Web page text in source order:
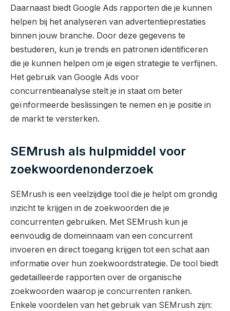
Daarnaast biedt Google Ads rapporten die je kunnen
helpen bij het analyseren van advertentieprestaties
binnen jouw branche. Door deze gegevens te
bestuderen, kun je trends en patronen identificeren
die je kunnen helpen om je eigen strategie te verfijnen.
Het gebruik van Google Ads voor
concurrentieanalyse stelt je in staat om beter
geïnformeerde beslissingen te nemen en je positie in
de markt te versterken.
SEMrush als hulpmiddel voor
zoekwoordenonderzoek
SEMrush is een veelzijdige tool die je helpt om grondig
inzicht te krijgen in de zoekwoorden die je
concurrenten gebruiken. Met SEMrush kun je
eenvoudig de domeinnaam van een concurrent
invoeren en direct toegang krijgen tot een schat aan
informatie over hun zoekwoordstrategie. De tool biedt
gedetailleerde rapporten over de organische
zoekwoorden waarop je concurrenten ranken.
Enkele voordelen van het gebruik van SEMrush zijn: